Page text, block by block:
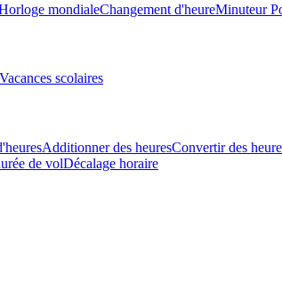
mondialeChangement d'heureMinuteur
Vacances scolaires
Additionner des heuresConvertir des
de volDécalage horaire